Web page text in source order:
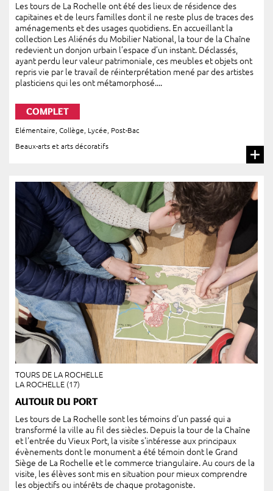
Les tours de La Rochelle ont été des lieux de résidence des
capitaines et de leurs familles dont il ne reste plus de traces des
aménagements et des usages quotidiens. En accueillant la
collection Les Aliénés du Mobilier National, la tour de la Chaîne
redevient un donjon urbain l’espace d’un instant. Déclassés,
ayant perdu leur valeur patrimoniale, ces meubles et objets ont
repris vie par le travail de réinterprétation mené par des artistes
plasticiens qui les ont métamorphosé....
COMPLET
Elémentaire Collège Lycée
Post-Bac
Beaux-arts et arts décoratifs
TOURS DE LA ROCHELLE
LA ROCHELLE (17)
AUTOUR DU PORT
Les tours de La Rochelle sont les témoins d'un passé qui a
transformé la ville au fil des siècles. Depuis la tour de la Chaîne
et l'entrée du Vieux Port, la visite s'intéresse aux principaux
évènements dont le monument a été témoin dont le Grand
Siège de La Rochelle et le commerce triangulaire. Au cours de la
visite, les élèves sont mis en situation pour mieux comprendre
les objectifs ou intérêts de chaque protagoniste.